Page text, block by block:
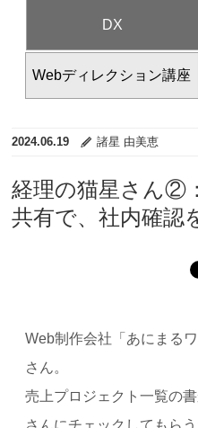
DX
Webディレクション講座
2024.06.19 諸星 由美恵
経理の猫星さん②
共有で、社内確認
Web制作会社「あにまる
さん。
売上プロジェクト一覧の